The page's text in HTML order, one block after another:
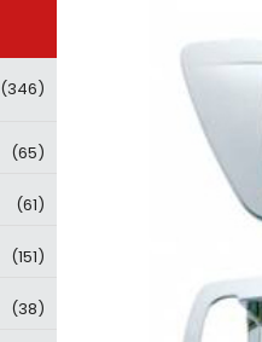
(346)
(65)
(61)
(151)
(38)